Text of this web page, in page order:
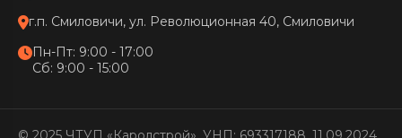
г.п. Смиловичи, ул. Революционная 40, Смиловичи
Пн-Пт: 9:00 - 17:00
Сб: 9:00 - 15:00